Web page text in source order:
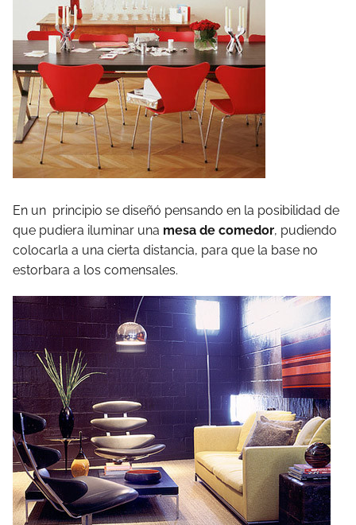
En un principio se diseñó pensando en la posibilidad de
que pudiera iluminar una mesa de comedor, pudiendo
colocarla a una cierta distancia, para que la base no
estorbara a los comensales.